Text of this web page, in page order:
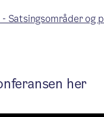
Satsingsområder og
her